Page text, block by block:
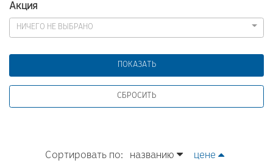
Акция
НИЧЕГО НЕ ВЫБРАНО
Сортировать по: названию цене